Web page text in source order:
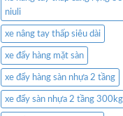
niuli
xe nâng tay thấp siêu dài
xe đẩy hàng mặt sàn
xe đẩy hàng sàn nhựa 2 tầng
xe đẩy sàn nhựa 2 tầng 300kg